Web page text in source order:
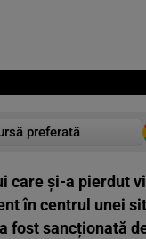
preferată
care și-a pierdut
în centrul unei
fost sancționată